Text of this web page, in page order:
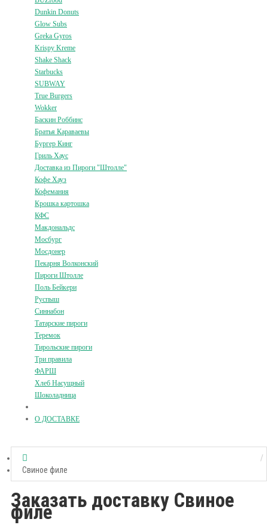
Dunkin Donuts
Glow Subs
Greka Gyros
Krispy Kreme
Shake Shack
Starbucks
SUBWAY
True Burgers
Wokker
Баскин Роббинс
Братья Караваевы
Бургер Кинг
Гриль Хаус
Доставка из Пироги "Штолле"
Кофе Хауз
Кофемания
Крошка картошка
КФС
Макдональдс
Мосбург
Мосдонер
Пекарня Волконский
Пироги Штолле
Поль Бейкери
Руспыш
Синнабон
Татарские пироги
Теремок
Тирольские пироги
Три правила
ФАРШ
Хлеб Насущный
Шоколадница
О ДОСТАВКЕ
Свиное филе
Заказать доставку Свиное
филе